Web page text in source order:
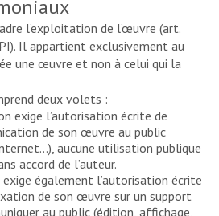
l’exploitation de l’œuvre (art.
Il appartient exclusivement au
une œuvre et non à celui qui la
deux volets :
exige l’autorisation écrite de
de son œuvre au public
aucune utilisation publique
accord de l’auteur.
également l’autorisation écrite
de son œuvre sur un support
au public (édition, affichage,